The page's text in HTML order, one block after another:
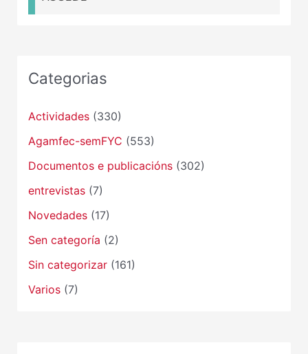
Categorias
Actividades(330)
Agamfec-semFYC (553)
Documentos e publicacións(302)
entrevistas(7)
Novedades(17)
Sen categoría (2)
Sin categorizar(161)
Varios(7)